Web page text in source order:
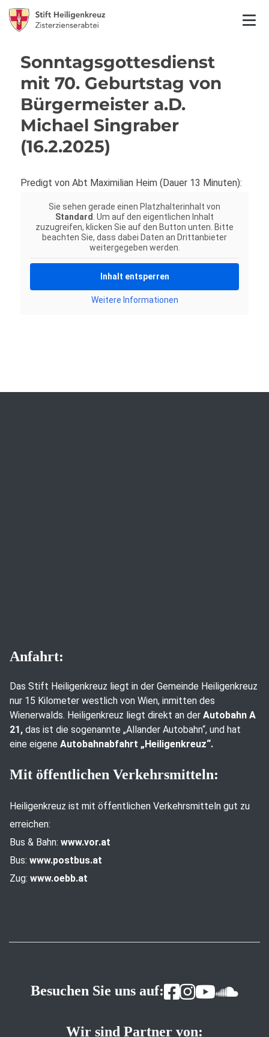
Sonntagsgottesdienst
mit 70. Geburtstag von
Bürgermeister a.D.
Michael Singraber
(16.2.2025)
Predigt von Abt Maximilian Heim (Dauer 13 Minuten):
Sie sehen gerade einen Platzhalterinhalt von
Standard . Um auf den eigentlichen Inhalt
zuzugreifen, klicken Sie auf den Button unten. Bitte
beachten Sie, dass dabei Daten an Drittanbieter
weitergegeben werden.
Inhalt entsperren
Weitere Informationen
Anfahrt:
Das Stift Heiligenkreuz liegt in der Gemeinde Heiligenkreuz
nur 15 Kilometer westlich von Wien, inmitten des
Wienerwalds. Heiligenkreuz liegt direkt an der Autobahn A
21, das ist die sogenannte „Allander Autobahn“, und hat
eine eigene Autobahnabfahrt „Heiligenkreuz“.
Mit öffentlichen Verkehrsmitteln:
Heiligenkreuz ist mit öffentlichen Verkehrsmitteln gut zu
erreichen:
Bus & Bahn: www.vor.at
Bus: www.postbus.at
Zug: www.oebb.at
Besuchen Sie uns auf:
Wir sind Partner von: